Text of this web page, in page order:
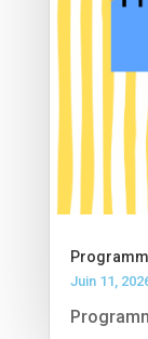
Juin 11,